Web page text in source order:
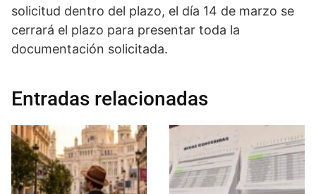
solicitud dentro del plazo, el día 14 de marzo se
cerrará el plazo para presentar toda la
documentación solicitada.
Entradas relacionadas